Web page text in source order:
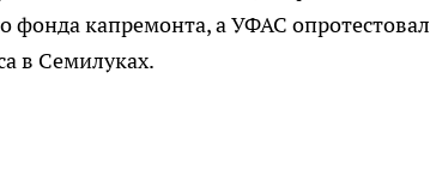
фонда капремонта, а УФАС опротестовал
в Семилуках.